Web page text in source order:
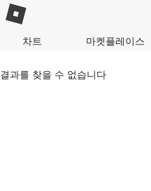
차트 마켓플레이스
결과를 찾을 수 없습니다